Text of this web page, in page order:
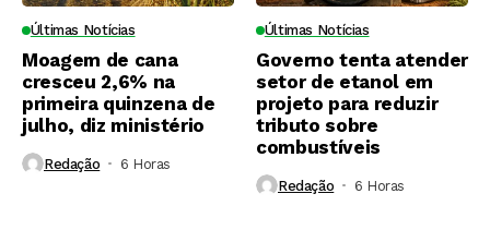
Últimas Notícias
Moagem de cana
cresceu 2,6% na
primeira quinzena de
julho, diz ministério
Redação 6 Horas ⁮
Últimas Notícias
Governo tenta atender
setor de etanol em
projeto para reduzir
tributo sobre
combustíveis
Redação 6 Horas ⁮